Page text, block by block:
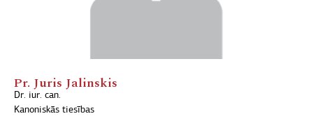
Pr. Juris Jalinskis
Dr. iur. can.
Kanoniskās tiesības